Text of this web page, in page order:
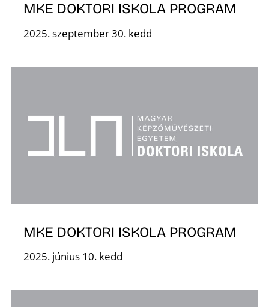
MKE DOKTORI ISKOLA PROGRAM
2025. szeptember 30. kedd
MKE DOKTORI ISKOLA PROGRAM
2025. június 10. kedd